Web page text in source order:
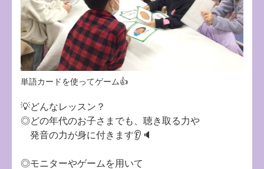
単語カードを使ってゲーム👍
💡どんなレッスン？
◎どの年代のお子さまでも、聴き取る力や
発音の力が身に付きます👂🔈
◎モニターやゲームを用いて